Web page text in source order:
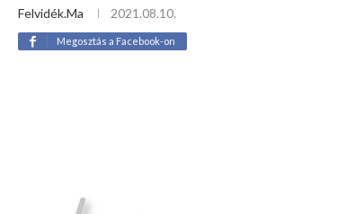
Felvidék.ma 2021.08.10.
Megosztás a Facebook-on